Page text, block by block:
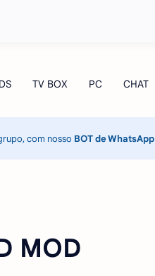
com nosso BOT de WhatsApp
MOD